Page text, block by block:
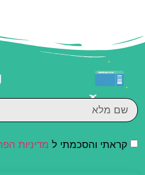
קראתי והסכמתי ל מדיניות